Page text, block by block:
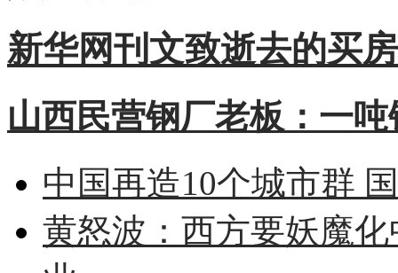
新华网刊文致逝去的买
山西民营钢厂老板：一
中国再造10个城市群
黄怒波：西方要妖魔